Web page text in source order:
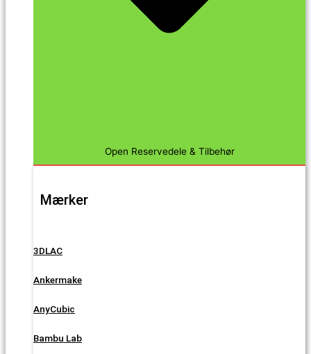
Open Reservedele & Tilbehør
Mærker
3DLAC
Ankermake
AnyCubic
Bambu Lab